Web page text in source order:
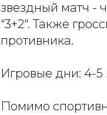
звездный матч -
"3+2". Также
противника.
Игровые дни: 4-5
Помимо